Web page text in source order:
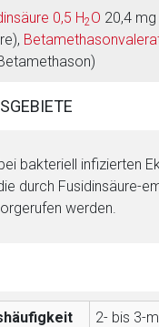
0,5 H2O 20,4
bakteriell infizierten
durch Fusidinsäure-
werden.
2- bis 3-
externen Seite
der externen Web-